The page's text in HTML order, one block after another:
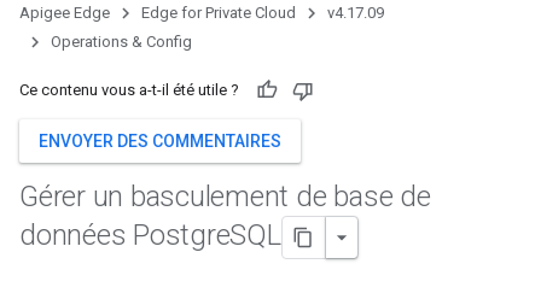
Apigee Edge Edge for Private Cloud
v4.17.09
Operations & Config
Ce contenu vous a-t-il été utile ?
ENVOYER DES COMMENTAIRES
Gérer un basculement de base de
données PostgreSQL